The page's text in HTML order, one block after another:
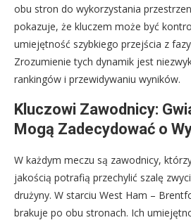
obu stron do wykorzystania
pokazuje, że kluczem może być
umiejętność szybkiego przejścia z
Zrozumienie tych dynamik jest
rankingów i przewidywaniu wyników.
Kluczowi Zawodnicy:
Mogą Zadecydować o
W każdym meczu są zawodnicy,
jakością potrafią przechylić szalę
drużyny. W starciu West Ham –
brakuje po obu stronach. Ich